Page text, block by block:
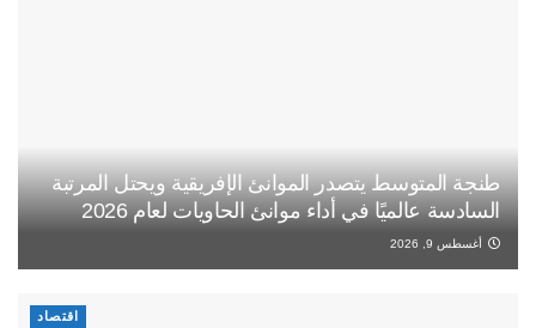
طنجة المتوسط يتصدر الموانئ الإفريقية ويحتل المرتبة
السادسة عالميًا في أداء موانئ الحاويات لعام 2026
أغسطس 9, 2026
اقتصاد